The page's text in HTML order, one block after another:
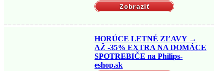
Zobraziť
HORÚCE LETNÉ ZĽAVY →
AŽ -35% EXTRA NA DOMÁCE
SPOTREBIČE na Philips-
eshop.sk